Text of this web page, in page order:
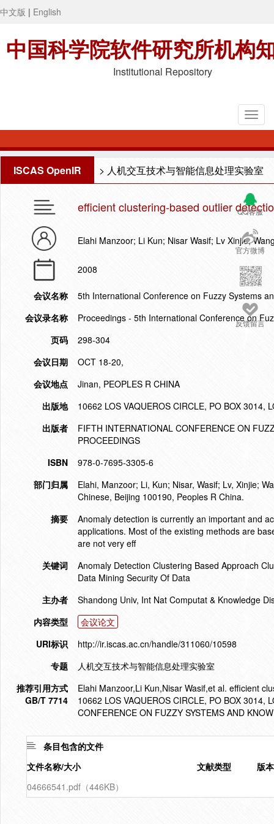
中文版 | English
中国科学院软件研究所机构
Institutional Repository
ISCAS OpenIR > 人机交互技术与智能信息处理实验室
QQ客服
官方微博
反馈留言
efficient clustering-based outlier
Elahi Manzoor; Li Kun; Nisar Wasif; Lv Xinjie;
2008
会议名称
5th International Conference on Fuzzy Systems
会议录名称
Proceedings - 5th International Conference on
页码
298-304
会议日期
OCT 18-20,
会议地点
Jinan, PEOPLES R CHINA
出版地
10662 LOS VAQUEROS CIRCLE, PO BOX 3014,
出版者
FIFTH INTERNATIONAL CONFERENCE ON
PROCEEDINGS
ISBN
978-0-7695-3305-6
部门归属
Elahi, Manzoor; Li, Kun; Nisar, Wasif; Lv, Xinjie;
Chinese, Beijing 100190, Peoples R China.
摘要
Anomaly detection is currently an important and
applications. Most of the existing methods are
are not very eff
关键词
Anomaly Detection Clustering Based Approach
Data Mining Security Of Data
主办者
Shandong Univ, Int Nat Computat & Knowledge
内容类型
会议论文
URI标识
http://ir.iscas.ac.cn/handle/311060/10598
专题
人机交互技术与智能信息处理实验室
推荐引用方式
GB/T 7714
Elahi Manzoor,Li Kun,Nisar Wasif,et al. efficient
10662 LOS VAQUEROS CIRCLE, PO BOX 3014,
CONFERENCE ON FUZZY SYSTEMS AND
条目包含的文件
文件名称/大小
文献类型
版
04666541.pdf（446KB）